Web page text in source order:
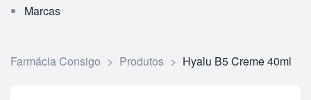
Marcas
Farmácia Consigo > Produtos > Hyalu B5 Creme 40ml